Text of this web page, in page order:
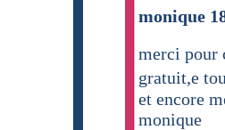
monique
merci pour
gratuit,e
et encore
monique